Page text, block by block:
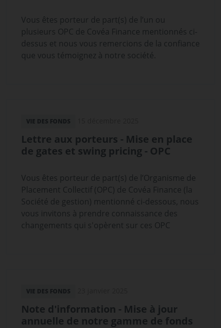
Vous êtes porteur de part(s) de l’un ou
plusieurs OPC de Covéa Finance mentionnés ci-
dessus et nous vous remercions de la confiance
que vous témoignez à notre société.
VIE DES FONDS
Lettre aux porteurs - Mise en place
de gates et swing pricing - OPC
Vous êtes porteur de part(s) de l’Organisme de
Placement Collectif (OPC) de Covéa Finance (la
Société de gestion) mentionné ci-dessous, nous
vous invitons à prendre connaissance des
changements qui s'opèrent sur ces OPC
VIE DES FONDS
Note d'information - Mise à jour
annuelle de notre gamme de fonds